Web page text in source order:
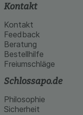
Kontakt
Kontakt
Feedback
Beratung
Bestellhilfe
Freiumschläge
Schlossapo.de
Philosophie
Sicherheit